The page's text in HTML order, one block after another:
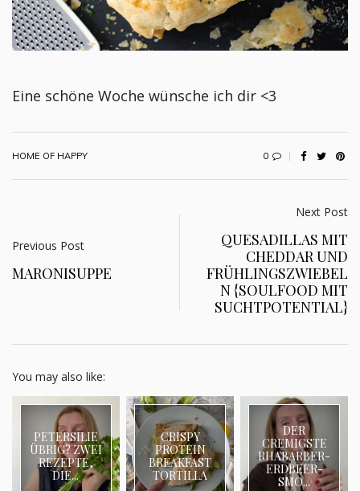
Eine schöne Woche wünsche ich dir <3
HOME OF HAPPY 0
Previous Post
MARONISUPPE
Next Post
QUESADILLAS MIT
CHEDDAR UND
FRÜHLINGSZWIEBEL
N {SOULFOOD MIT
SUCHTPOTENTIAL}
You may also like:
PETERSILIE
ÜBRIG? ZWEI
REZEPTE,
DIE...
CRISPY
PROTEIN
BREAKFAST
TORTILLA
DER
CREMIGSTE
RHABARBER-
ERDBEER-
SMO...